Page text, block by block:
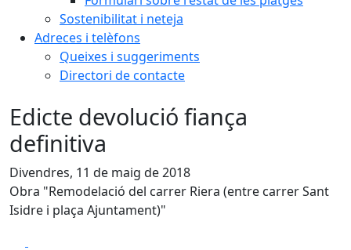
Sostenibilitat i neteja
Adreces i telèfons
Queixes i suggeriments
Directori de contacte
Edicte devolució fiança
definitiva
Divendres, 11 de maig de 2018
Obra "Remodelació del carrer Riera (entre carrer Sant
Isidre i plaça Ajuntament)"